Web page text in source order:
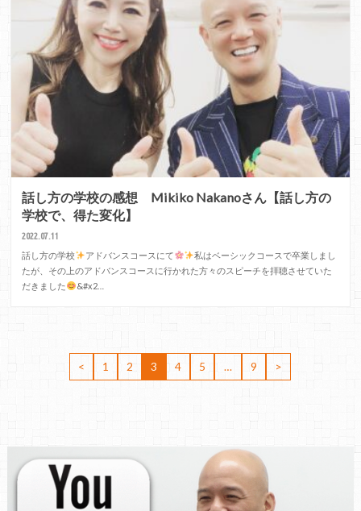
話し方の学校の感想 Mikiko Nakanoさん【話し方の
学校で、得た変化】
2022.07.11
話し方の学校
アドバンスコースにて
私はベーシックコースで卒業しまし
たが、その上のアドバンスコースに行かれた方々のスピーチを拝聴させていた
だきました
&#x2…
< 1 2 3 4 5 … 9 >